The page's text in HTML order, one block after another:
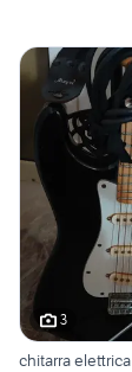
3
chitarra elettrica